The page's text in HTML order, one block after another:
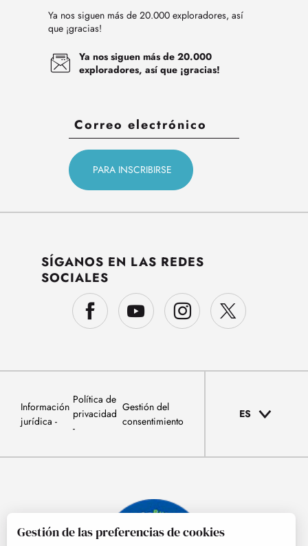
Ya nos siguen más de 20.000 exploradores, así
que ¡gracias!
Ya nos siguen más de 20.000
exploradores, así que ¡gracias!
SÍGANOS EN LAS REDES
SOCIALES
Información
jurídica
Política de
privacidad
Gestión del
consentimiento
ES
Gestión de las preferencias de cookies